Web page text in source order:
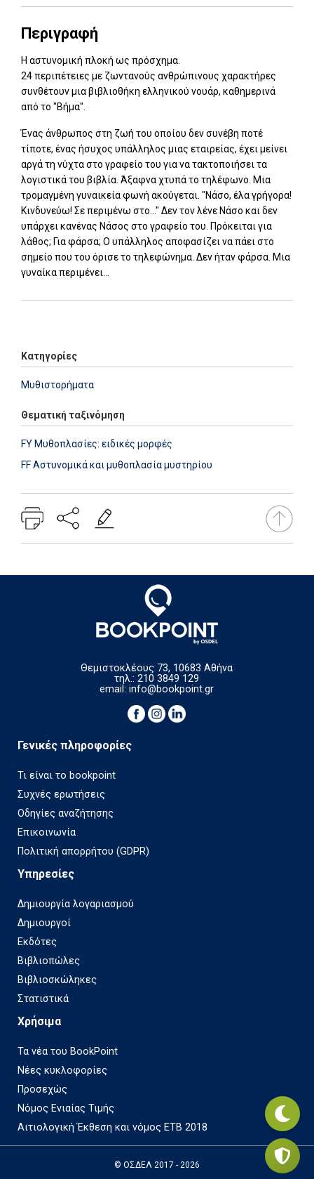
Περιγραφή
Η αστυνομική πλοκή ως πρόσχημα.
24 περιπέτειες με ζωντανούς ανθρώπινους χαρακτήρες
συνθέτουν μια βιβλιοθήκη ελληνικού νουάρ, καθημερινά
από το "Βήμα".
Ένας άνθρωπος στη ζωή του οποίου δεν συνέβη ποτέ
τίποτε, ένας ήσυχος υπάλληλος μιας εταιρείας, έχει μείνει
αργά τη νύχτα στο γραφείο του για να τακτοποιήσει τα
λογιστικά του βιβλία. Άξαφνα χτυπά το τηλέφωνο. Μια
τρομαγμένη γυναικεία φωνή ακούγεται. "Νάσο, έλα γρήγορα!
Κινδυνεύω! Σε περιμένω στο..." Δεν τον λένε Νάσο και δεν
υπάρχει κανένας Νάσος στο γραφείο του. Πρόκειται για
λάθος; Για φάρσα; Ο υπάλληλος αποφασίζει να πάει στο
σημείο που του όρισε το τηλεφώνημα. Δεν ήταν φάρσα. Μια
γυναίκα περιμένει...
Κατηγορίες
Μυθιστορήματα
Θεματική ταξινόμηση
FY Μυθοπλασίες: ειδικές μορφές
FF Αστυνομικά και μυθοπλασία μυστηρίου
Θεμιστοκλέους 73, 10683 Αθήνα
τηλ.: 210 3849 129
email:info@bookpoint.gr
Γενικές πληροφορίες
Τι είναι το bookpoint
Συχνές ερωτήσεις
Οδηγίες αναζήτησης
Επικοινωνία
Πολιτική απορρήτου (GDPR)
Υπηρεσίες
Δημιουργία λογαριασμού
Δημιουργοί
Εκδότες
Βιβλιοπώλες
Βιβλιοσκώληκες
Στατιστικά
Χρήσιμα
Τα νέα του BookPoint
Νέες κυκλοφορίες
Προσεχώς
Νόμος Ενιαίας Τιμής
Αιτιολογική Έκθεση και νόμος ΕΤΒ 2018
© ΟΣΔΕΛ 2017 - 2026